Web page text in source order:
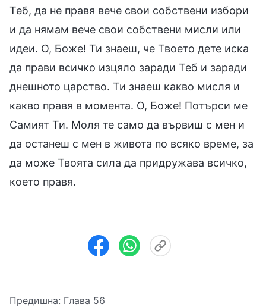
Теб, да не правя вече свои собствени избори
и да нямам вече свои собствени мисли или
идеи. О, Боже! Ти знаеш, че Твоето дете иска
да прави всичко изцяло заради Теб и заради
днешното царство. Ти знаеш какво мисля и
какво правя в момента. О, Боже! Потърси ме
Самият Ти. Моля те само да вървиш с мен и
да останеш с мен в живота по всяко време, за
да може Твоята сила да придружава всичко,
което правя.
Предишна: Глава 56